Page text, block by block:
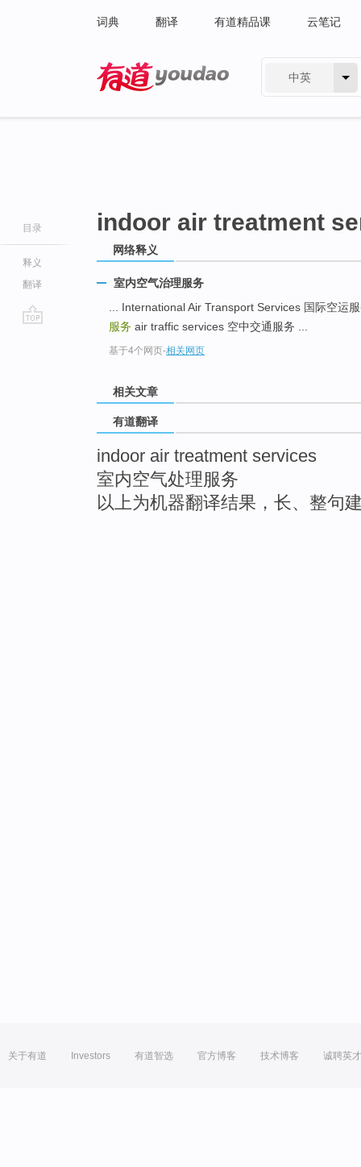
词典 翻译 有道精品课 云笔记
中英
目录
释义
翻译
indoor air treatment
网络释义
室内空气治理服务
... International Air Transport Services 国际空运
服务 air traffic services 空中交通服务 ...
基于4个网页-相关网页
相关文章
有道翻译
indoor air treatment services
室内空气处理服务
以上为机器翻译结果，长、整句
关于有道 Investors 有道智选 官方博客 技术博客 诚聘英才